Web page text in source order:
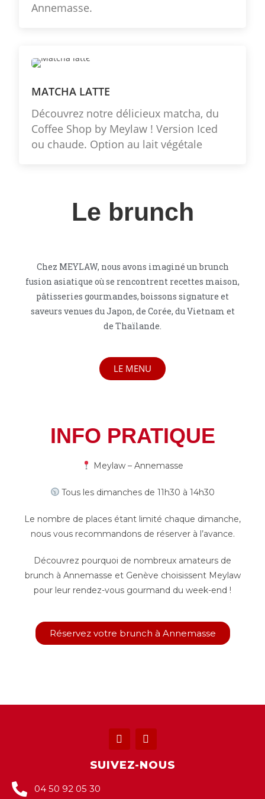
Annemasse.
MATCHA LATTE
Découvrez notre délicieux matcha, du
Coffee Shop by Meylaw ! Version Iced
ou chaude. Option au lait végétale
Le brunch
Chez MEYLAW, nous avons imaginé un brunch
fusion asiatique où se rencontrent recettes maison,
pâtisseries gourmandes, boissons signature et
saveurs venues du Japon, de Corée, du Vietnam et
de Thaïlande.
LE MENU
INFO PRATIQUE
Meylaw – Annemasse
Tous les dimanches de 11h30 à 14h30
Le nombre de places étant limité chaque dimanche,
nous vous recommandons de réserver à l’avance.
Découvrez pourquoi de nombreux amateurs de
brunch à Annemasse et Genève choisissent Meylaw
pour leur rendez-vous gourmand du week-end !
Réservez votre brunch à Annemasse
SUIVEZ-NOUS
04 50 92 05 30